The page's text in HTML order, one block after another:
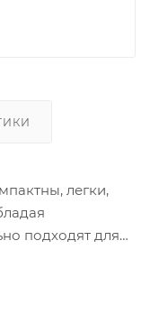
легки,
подходят для